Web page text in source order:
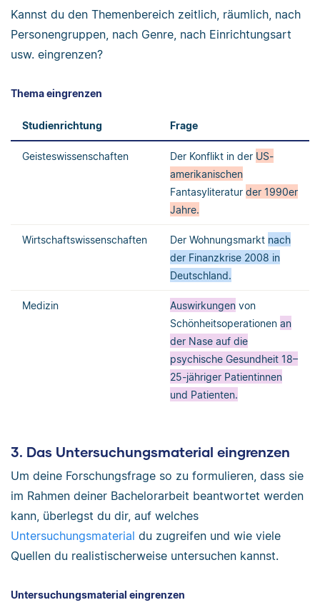
Kannst du den Themenbereich zeitlich, räumlich, nach
Personengruppen, nach Genre, nach Einrichtungsart
usw. eingrenzen?
Thema eingrenzen
Studienrichtung Frage
Geisteswissenschaften Der Konflikt in der US-
amerikanischen
Fantasyliteratur der 1990er
Jahre.
Wirtschaftswissenschaften Der Wohnungsmarkt nach
der Finanzkrise 2008 in
Deutschland.
Medizin Auswirkungen von
Schönheitsoperationen an
der Nase auf die
psychische Gesundheit 18–
25-jähriger Patientinnen
und Patienten.
3. Das Untersuchungsmaterial eingrenzen
Um deine Forschungsfrage so zu formulieren, dass sie
im Rahmen deiner Bachelorarbeit beantwortet werden
kann, überlegst du dir, auf welches
Untersuchungsmaterial du zugreifen und wie viele
Quellen du realistischerweise untersuchen kannst.
Untersuchungsmaterial eingrenzen